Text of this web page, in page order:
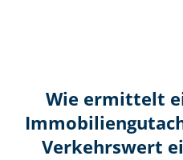
Wie ermittelt
Verkehrswert